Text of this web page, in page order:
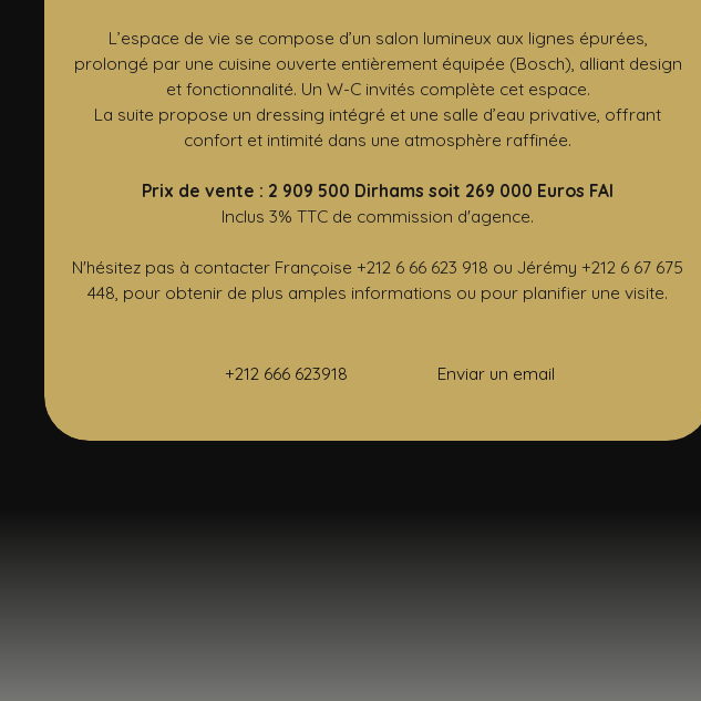
L’espace de vie se compose d’un salon lumineux aux lignes épurées,
prolongé par une cuisine ouverte entièrement équipée (Bosch), alliant design
et fonctionnalité. Un W-C invités complète cet espace.
La suite propose un dressing intégré et une salle d’eau privative, offrant
confort et intimité dans une atmosphère raffinée.
Prix de vente : 2 909 500 Dirhams soit 269 000 Euros FAI
Inclus 3% TTC de commission d'agence.
N'hésitez pas à contacter Françoise +212 6 66 623 918 ou Jérémy +212 6 67 675
448, pour obtenir de plus amples informations ou pour planifier une visite.
+212 666 623918 Enviar un email